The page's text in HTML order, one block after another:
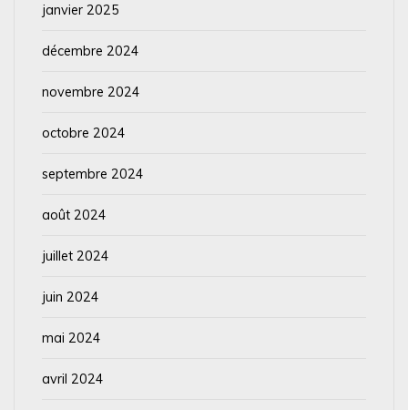
janvier 2025
décembre 2024
novembre 2024
octobre 2024
septembre 2024
août 2024
juillet 2024
juin 2024
mai 2024
avril 2024